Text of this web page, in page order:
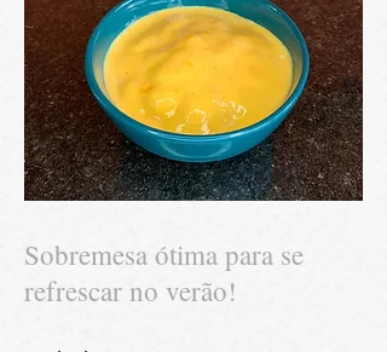
Sobremesa ótima para se
refrescar no verão!